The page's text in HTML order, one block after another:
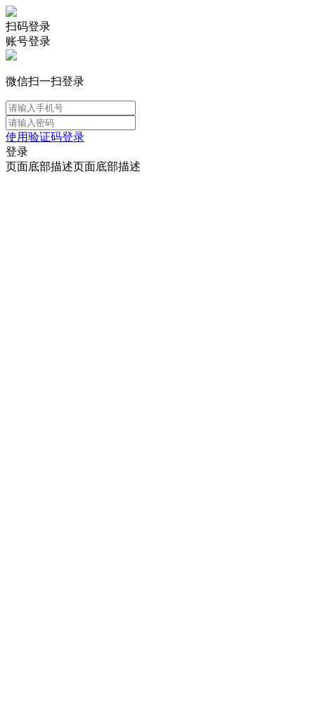
扫码登录
账号登录
微信扫一扫登录
使用验证码登录
登录
页面底部描述页面底部描述